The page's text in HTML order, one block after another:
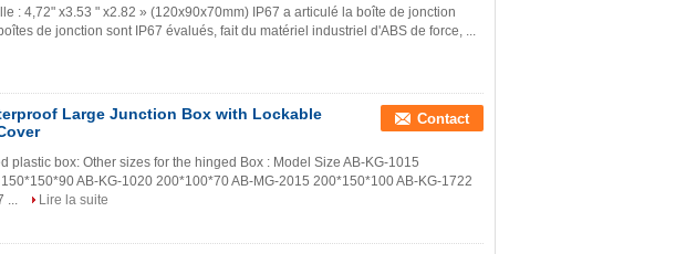
: 4,72" x3.53 " x2.82 » (120x90x70mm) IP67 a articulé la boîte de jonction
de jonction sont IP67 évalués, fait du matériel industriel d'ABS de force, ...
Large Junction Box with Lockable
Contact
plastic box: Other sizes for the hinged Box : Model Size AB-KG-1015
AB-KG-1020 200*100*70 AB-MG-2015 200*150*100 AB-KG-1722
...
Lire la suite